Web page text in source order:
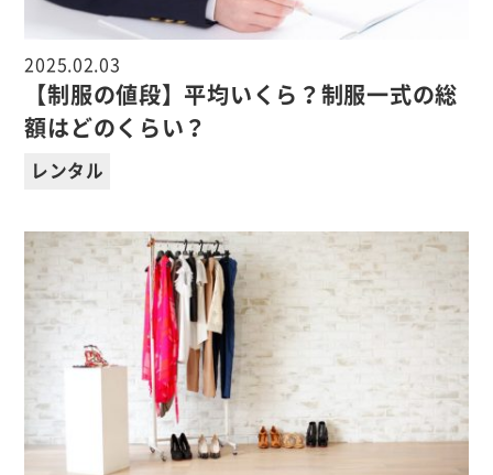
2025.02.03
【制服の値段】平均いくら？制服一式の総
額はどのくらい？
レンタル